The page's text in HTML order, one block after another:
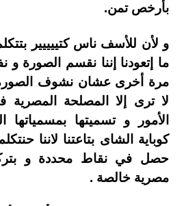
بأرخص تمن.
و لأن للأسف ناس كتييييير
ما إتعودنا إننا نقسم الصورة و
مرة أخرى عشان نشوف
لا ترى إلا المصلحة
الأمور و تسميتها
كوباية الشاى بتاعتنا لاننا
حصل في نقاط محددة و
مصرية خالصة .